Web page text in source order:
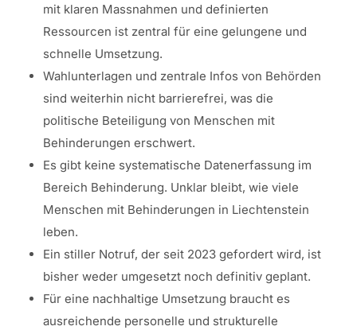
mit klaren Massnahmen und definierten
Ressourcen ist zentral für eine gelungene und
schnelle Umsetzung.
Wahlunterlagen und zentrale Infos von Behörden
sind weiterhin nicht barrierefrei, was die
politische Beteiligung von Menschen mit
Behinderungen erschwert.
Es gibt keine systematische Datenerfassung im
Bereich Behinderung. Unklar bleibt, wie viele
Menschen mit Behinderungen in Liechtenstein
leben.
Ein stiller Notruf, der seit 2023 gefordert wird, ist
bisher weder umgesetzt noch definitiv geplant.
Für eine nachhaltige Umsetzung braucht es
ausreichende personelle und strukturelle